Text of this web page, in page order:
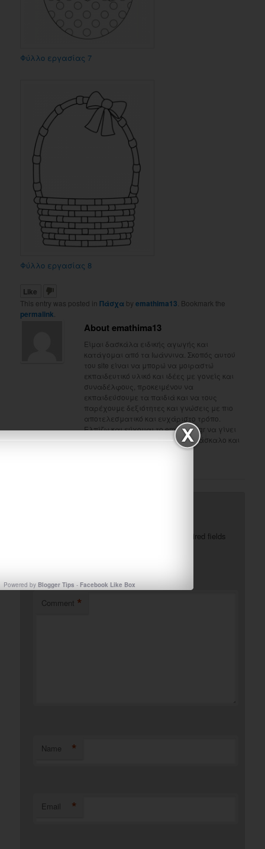
Φύλλο εργασίας 7
Φύλλο εργασίας 8
Like
This entry was posted inΠάσχα byemathima13 . Bookmark the
permalink
About emathima13
Είμαι δασκάλα ειδικής αγωγής και
κατάγομαι από τα Ιωάννινα. Σκοπός αυτού
του site είναι να μπορώ να μοιραστώ
εκπαιδευτικό υλικό και ιδέες με γονείς και
συναδέλφους, προκειμένου να
εκπαιδεύσουμε τα παιδιά και να τους
παρέχουμε δεξιότητες και γνώσεις με πιο
αποτελεσματικό και ευχάριστο τρόπο.
Ελπίζω και εύχομαι το emathima.gr να γίνει
ένα χρήσιμο εργαλείο για τον δάσκαλο και
Required fields
Comment *
Name *
Email *
Powered by Blogger Tips - Facebook Like Box